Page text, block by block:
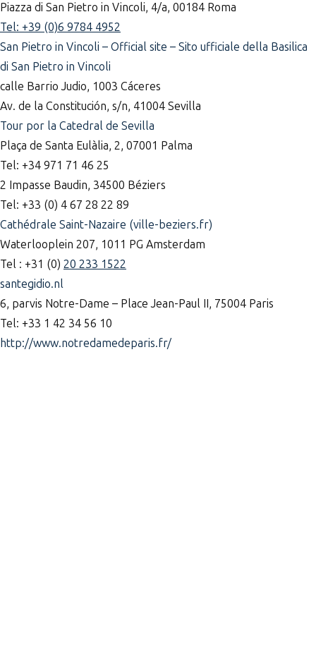
Piazza di San Pietro in Vincoli, 4/a, 00184 Roma
Tel: +39 (0)6 9784 4952
San Pietro in Vincoli – Official site – Sito ufficiale della Basilica
di San Pietro in Vincoli
calle Barrio Judio, 1003 Cáceres
Av. de la Constitución, s/n, 41004 Sevilla
Tour por la Catedral de Sevilla
Plaça de Santa Eulàlia, 2, 07001 Palma
Tel: +34 971 71 46 25
2 Impasse Baudin, 34500 Béziers
Tel: +33 (0) 4 67 28 22 89
Cathédrale Saint-Nazaire (ville-beziers.fr)
Waterlooplein 207, 1011 PG Amsterdam
Tel : +31 (0) 20 233 1522
santegidio.nl
6, parvis Notre-Dame – Place Jean-Paul II, 75004 Paris
Tel: +33 1 42 34 56 10
http://www.notredamedeparis.fr/